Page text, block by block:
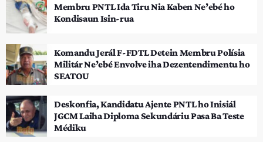
Membru PNTL Ida Tiru Nia Kaben Ne’ebé ho
Kondisaun Isin-rua
Komandu Jerál F-FDTL Detein Membru Polísia
Militár Ne’ebé Envolve iha Dezentendimentu ho
SEATOU
Deskonfia, Kandidatu Ajente PNTL ho Inisiál
JGCM Laiha Diploma Sekundáriu Pasa Ba Teste
Médiku